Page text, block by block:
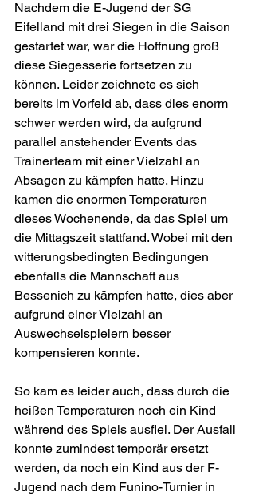
Nachdem die E-Jugend der SG
Eifelland mit drei Siegen in die Saison
gestartet war, war die Hoffnung groß
diese Siegesserie fortsetzen zu
können. Leider zeichnete es sich
bereits im Vorfeld ab, dass dies enorm
schwer werden wird, da aufgrund
parallel anstehender Events das
Trainerteam mit einer Vielzahl an
Absagen zu kämpfen hatte. Hinzu
kamen die enormen Temperaturen
dieses Wochenende, da das Spiel um
die Mittagszeit stattfand. Wobei mit den
witterungsbedingten Bedingungen
ebenfalls die Mannschaft aus
Bessenich zu kämpfen hatte, dies aber
aufgrund einer Vielzahl an
Auswechselspielern besser
kompensieren konnte.
So kam es leider auch, dass durch die
heißen Temperaturen noch ein Kind
während des Spiels ausfiel. Der Ausfall
konnte zumindest temporär ersetzt
werden, da noch ein Kind aus der F-
Jugend nach dem Funino-Turnier in